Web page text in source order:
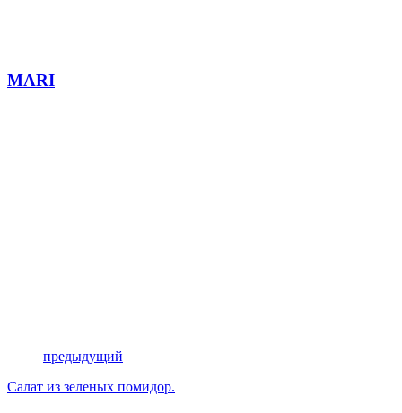
MARI
предыдущий
Салат из зеленых помидор.